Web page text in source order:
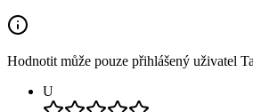
Hodnotit může pouze přihlášený uživatel
U